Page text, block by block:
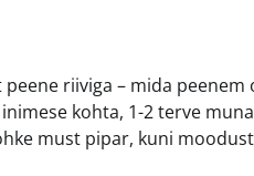
riiviga – mida peenem
kohta, 1-2 terve muna
must pipar, kuni